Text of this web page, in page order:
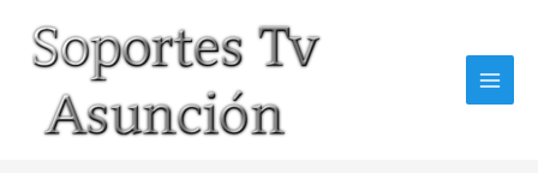
content